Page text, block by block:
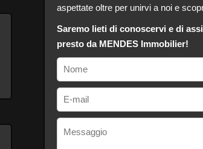
aspettate oltre per unirvi a noi e
Saremo lieti di conoscervi e di
presto da MENDES Immobilier!